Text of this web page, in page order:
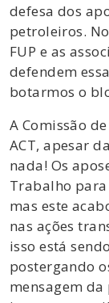
defesa dos
petroleiros.
FUP e as
defendem
botarmos o
A Comissão
ACT, apesar
nada! Os
Trabalho para
mas este
nas ações
isso está
postergando
mensagem da